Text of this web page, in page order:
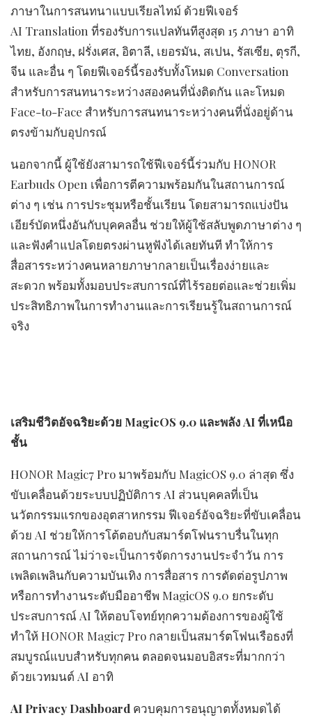
ภาษาในการสนทนาแบบเรียลไทม์ ด้วยฟีเจอร์
AI Translation ที่รองรับการแปลทันทีสูงสุด 15 ภาษา อาทิ
ไทย, อังกฤษ, ฝรั่งเศส, อิตาลี, เยอรมัน, สเปน, รัสเซีย, ตุรกี,
จีน และอื่น ๆ โดยฟีเจอร์นี้รองรับทั้งโหมด Conversation
สำหรับการสนทนาระหว่างสองคนที่นั่งติดกัน และโหมด
Face-to-Face สำหรับการสนทนาระหว่างคนที่นั่งอยู่ด้าน
ตรงข้ามกับอุปกรณ์
นอกจากนี้ ผู้ใช้ยังสามารถใช้ฟีเจอร์นี้ร่วมกับ HONOR
Earbuds Open เพื่อการตีความพร้อมกันในสถานการณ์
ต่าง ๆ เช่น การประชุมหรือชั้นเรียน โดยสามารถแบ่งปัน
เอียร์บัดหนึ่งอันกับบุคคลอื่น ช่วยให้ผู้ใช้สลับพูดภาษาต่าง ๆ
และฟังคำแปลโดยตรงผ่านหูฟังได้เลยทันที ทำให้การ
สื่อสารระหว่างคนหลายภาษากลายเป็นเรื่องง่ายและ
สะดวก พร้อมทั้งมอบประสบการณ์ที่ไร้รอยต่อและช่วยเพิ่ม
ประสิทธิภาพในการทำงานและการเรียนรู้ในสถานการณ์
จริง
เสริมชีวิตอัจฉริยะด้วย MagicOS 9.0 และพลังAIที่เหนือ
ชั้น
HONOR Magic7 Pro มาพร้อมกับ MagicOS 9.0 ล่าสุด ซึ่ง
ขับเคลื่อนด้วยระบบปฏิบัติการ AI ส่วนบุคคลที่เป็น
นวัตกรรมแรกของอุตสาหกรรม ฟีเจอร์อัจฉริยะที่ขับเคลื่อน
ด้วย AI ช่วยให้การโต้ตอบกับสมาร์ตโฟนราบรื่นในทุก
สถานการณ์ ไม่ว่าจะเป็นการจัดการงานประจำวัน การ
เพลิดเพลินกับความบันเทิง การสื่อสาร การตัดต่อรูปภาพ
หรือการทำงานระดับมืออาชีพ MagicOS 9.0 ยกระดับ
ประสบการณ์ AI ให้ตอบโจทย์ทุกความต้องการของผู้ใช้
ทำให้ HONOR Magic7 Pro กลายเป็นสมาร์ตโฟนเรือธงที่
สมบูรณ์แบบสำหรับทุกคน ตลอดจนมอบอิสระที่มากกว่า
ด้วยเวทมนต์ AI อาทิ
AI Privacy Dashboard ควบคุมการอนุญาตทั้งหมดได้